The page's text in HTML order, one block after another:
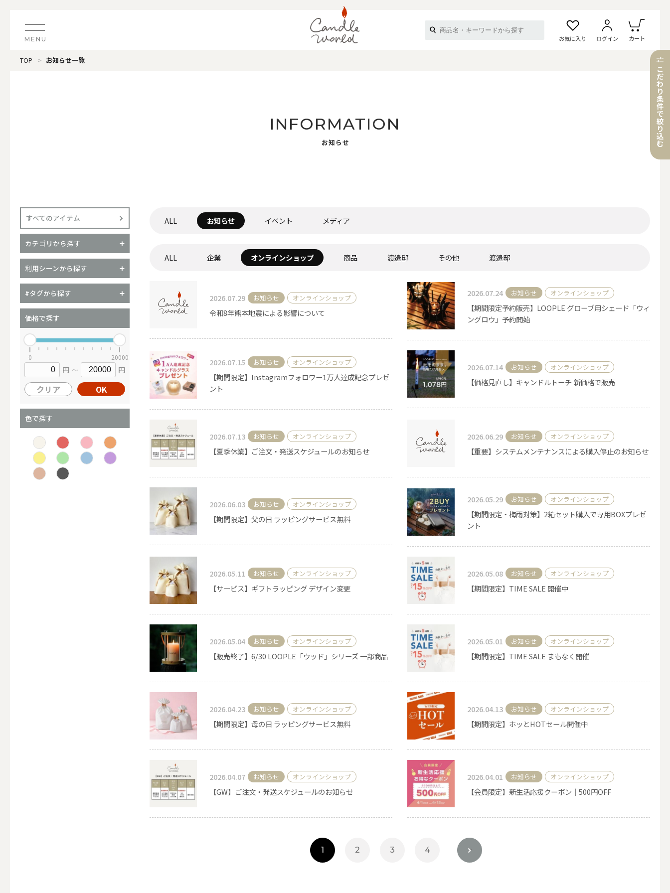
MENU お気に入り ログイン カート
（ブランド）YURAGI《ゆらぎ》
アロマキャンドル アウトドアキャンドル
テーパーキャンドル
キャンドルホルダー
ALL キャンドルグラス キャンドルスタンド
キャンドルプレート
キャンドル・ホルダーセット
ALL
点火・消火ツール
手作りキット
TOP お知らせ一覧
INFORMATION
お知らせ
すべてのアイテム
カテゴリから探す
利用シーンから探す
#タグから探す
価格で探す
0 20000
円 ～ 円
クリア OK
色で探す
ALL お知らせ イベント メディア
ALL 企業 オンラインショップ 商品 渡邉邸 その他 渡邉邸
2026.07.29 お知らせ オンラインショップ
令和8年熊本地震による影響について
2026.07.24 お知らせ オンラインショップ
【期間限定予約販売】LOOPLE グローブ用シェード「ウィ
ングロウ」予約開始
2026.07.15 お知らせ オンラインショップ
【期間限定】Instagramフォロワー1万人達成記念プレゼ
ント
2026.07.14 お知らせ オンラインショップ
【価格見直し】キャンドルトーチ 新価格で販売
2026.07.13 お知らせ オンラインショップ
【夏季休業】ご注文・発送スケジュールのお知らせ
2026.06.29 お知らせ オンラインショップ
【重要】システムメンテナンスによる購入停止のお知らせ
2026.06.03 お知らせ オンラインショップ
【期間限定】父の日 ラッピングサービス無料
2026.05.29 お知らせ オンラインショップ
【期間限定・梅雨対策】2箱セット購入で専用BOXプレゼ
ント
2026.05.11 お知らせ オンラインショップ
【サービス】ギフトラッピング デザイン変更
2026.05.08 お知らせ オンラインショップ
【期間限定】TIME SALE 開催中
2026.05.04 お知らせ オンラインショップ
【販売終了】6/30 LOOPLE「ウッド」シリーズ 一部商品
2026.05.01 お知らせ オンラインショップ
【期間限定】TIME SALE まもなく開催
2026.04.23 お知らせ オンラインショップ
【期間限定】母の日 ラッピングサービス無料
2026.04.13 お知らせ オンラインショップ
【期間限定】ホッとHOTセール開催中
2026.04.07 お知らせ オンラインショップ
【GW】ご注文・発送スケジュールのお知らせ
2026.04.01 お知らせ オンラインショップ
【会員限定】新生活応援クーポン｜500円OFF
1 2 3 4 >
こ
だ
わ
り
条
件
で
絞
り
込
む